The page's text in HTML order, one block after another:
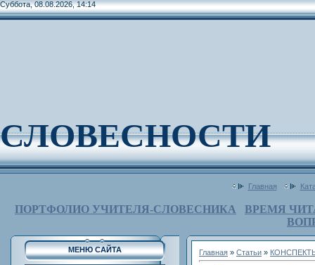
Суббота, 08.08.2026, 14:14
СЛОВЕСНОСТИ
Главная
ПОРТФОЛИО УЧИТЕЛЯ-СЛОВЕСНИКА
ВРЕМЯ
МЕНЮ САЙТА Главная » Статьи »